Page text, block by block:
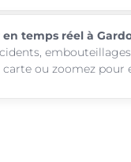
temps réel à
ou zoomez pour